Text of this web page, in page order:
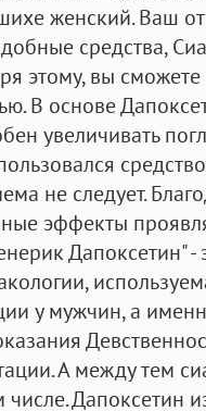
женский. Ваш
средства,
этому, вы
В основе
увеличивать
не следует.
эффекты
Дапоксетин"
у мужчин, а
А между тем
Дапоксетин